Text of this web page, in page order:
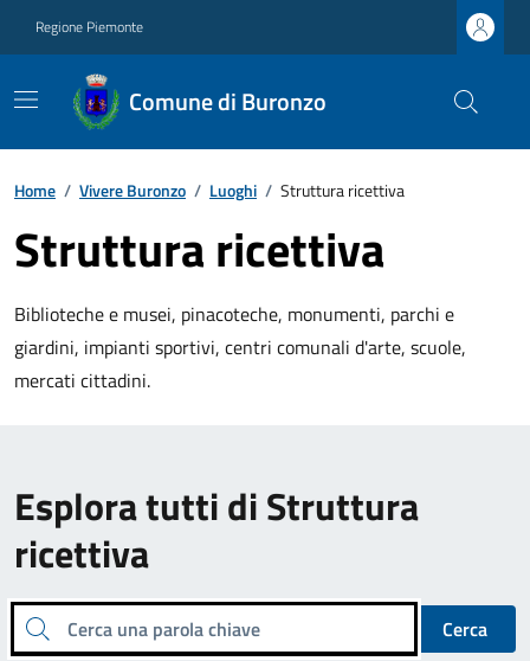
Regione Piemonte
Comune di Buronzo
Home / Vivere Buronzo / Luoghi / Struttura ricettiva
Struttura ricettiva
Biblioteche e musei, pinacoteche, monumenti, parchi e
giardini, impianti sportivi, centri comunali d'arte, scuole,
mercati cittadini.
Esplora tutti di Struttura
ricettiva
Cerca una parola chiave
Cerca